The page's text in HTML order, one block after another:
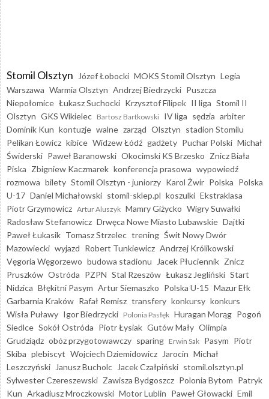
Stomil Olsztyn Józef Łobocki MOKS Stomil Olsztyn Legia
Warszawa Warmia Olsztyn Andrzej Biedrzycki Puszcza
Niepołomice Łukasz Suchocki Krzysztof Filipek II liga Stomil II
Olsztyn GKS Wikielec Bartosz Bartkowski IV liga sędzia arbiter
Dominik Kun kontuzje walne zarząd Olsztyn stadion Stomilu
Pelikan Łowicz kibice Widzew Łódź gadżety Puchar Polski Michał
Świderski Paweł Baranowski Okocimski KS Brzesko Znicz Biała
Piska Zbigniew Kaczmarek konferencja prasowa wypowiedź
rozmowa bilety Stomil Olsztyn - juniorzy Karol Żwir Polska Polska
U-17 Daniel Michałowski stomil-sklep.pl koszulki Ekstraklasa
Piotr Grzymowicz Artur Aluszyk Mamry Giżycko Wigry Suwałki
Radosław Stefanowicz Drwęca Nowe Miasto Lubawskie Dajtki
Paweł Łukasik Tomasz Strzelec trening Świt Nowy Dwór
Mazowiecki wyjazd Robert Tunkiewicz Andrzej Królikowski
Vęgoria Węgorzewo budowa stadionu Jacek Płuciennik Znicz
Pruszków Ostróda PZPN Stal Rzeszów Łukasz Jegliński Start
Nidzica Błękitni Pasym Artur Siemaszko Polska U-15 Mazur Ełk
Garbarnia Kraków Rafał Remisz transfery konkursy konkurs
Wisła Puławy Igor Biedrzycki Polonia Pasłęk Huragan Morąg Pogoń
Siedlce Sokół Ostróda Piotr Łysiak Gutów Mały Olimpia
Grudziądz obóz przygotowawczy sparing Erwin Sak Pasym Piotr
Skiba plebiscyt Wojciech Dziemidowicz Jarocin Michał
Leszczyński
Janusz Bucholc Jacek Czałpiński stomil.olsztyn.pl
Sylwester Czereszewski Zawisza Bydgoszcz Polonia Bytom Patryk
Kun Arkadiusz Mroczkowski Motor Lublin Paweł Głowacki Emil